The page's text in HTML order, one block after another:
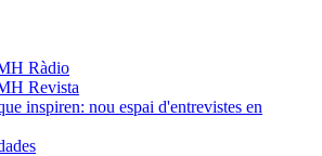
Ràdio
Revista
inspiren: nou espai d'entrevistes en